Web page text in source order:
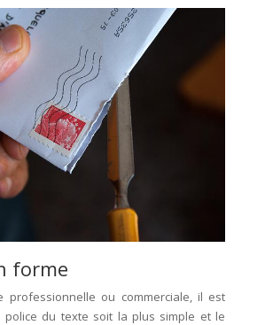
forme
professionnelle ou commerciale, il est
police du texte soit la plus simple et le